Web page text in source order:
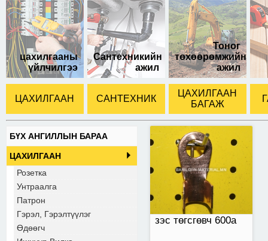
цахилгааны
үйлчилгээ
Сантехникийн
ажил
Тоног
төхөөрөмжийн
ажил
ЦАХИЛГААН САНТЕХНИК
ЦАХИЛГААН
БАГАЖ
БҮХ АНГИЛЛЫН БАРАА
ЦАХИЛГААН
Розетка
Унтраалга
Патрон
Гэрэл, Гэрэлтүүлэг
Өдөөгч
зэс төгсгөвч 600а
зэс төгсгөвч 600а